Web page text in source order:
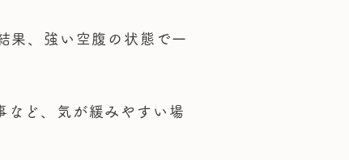
果、強い空腹の状態で一
など、気が緩みやすい場